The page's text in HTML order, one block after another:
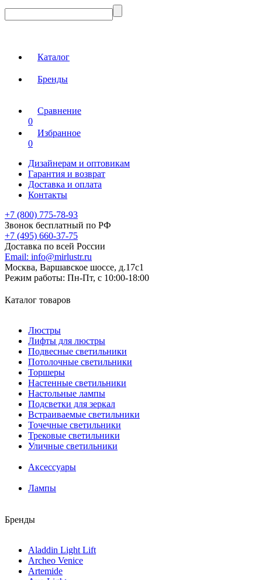
Каталог
Бренды
Сравнение
0
Избранное
0
Дизайнерам и оптовикам
Гарантия и возврат
Доставка и оплата
Контакты
+7 (800) 775-78-93
Звонок бесплатный по РФ
+7 (495) 660-37-75
Доставка по всей России
Email: info@mirlustr.ru
Москва, Варшавское шоссе, д.17c1
Режим работы: Пн-Пт, с 10:00-18:00
Каталог товаров
Люстры
Лифты для люстры
Подвесные светильники
Потолочные светильники
Торшеры
Настенные светильники
Настольные лампы
Подсветки для зеркал
Встраиваемые светильники
Точечные светильники
Трековые светильники
Уличные светильники
Аксессуары
Лампы
Бренды
Aladdin Light Lift
Archeo Venice
Artemide